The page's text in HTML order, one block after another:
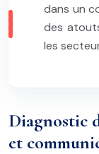
dans un
des
les
Diagnostic
et